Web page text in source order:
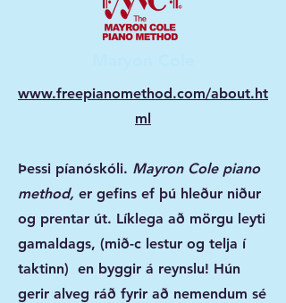
www.freepianomethod.com/about.ht
ml
Þessi píanóskóli. Mayron Cole piano
method, er gefins ef þú hleður niður
og prentar út. Líklega að mörgu leyti
gamaldags, (mið-c lestur og telja í
taktinn) en byggir á reynslu! Hún
gerir alveg ráð fyrir að nemendum sé